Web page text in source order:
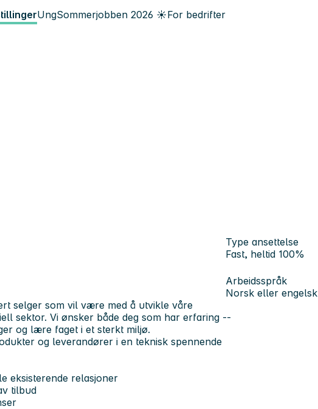
UngSommerjobben 2026 ☀️For bedrifter
Type ansettelse
Fast, heltid 100%
Arbeidsspråk
Norsk eller engelsk
selger som vil være med å utvikle våre
sektor. Vi ønsker både deg som har erfaring --
og lære faget i et sterkt miljø.
og leverandører i en teknisk spennende
eksisterende relasjoner
tilbud